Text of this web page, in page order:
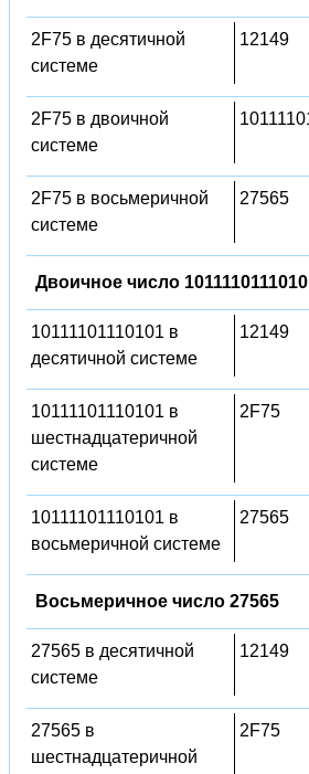
2F75 в десятичной
системе
12149
2F75 в двоичной
системе
2F75 в восьмеричной
системе
27565
Двоичное число
10111101110101 в
десятичной системе
12149
10111101110101 в
шестнадцатеричной
системе
2F75
10111101110101 в
восьмеричной системе
27565
Восьмеричное число 27565
27565 в десятичной
системе
12149
27565 в
шестнадцатеричной
2F75